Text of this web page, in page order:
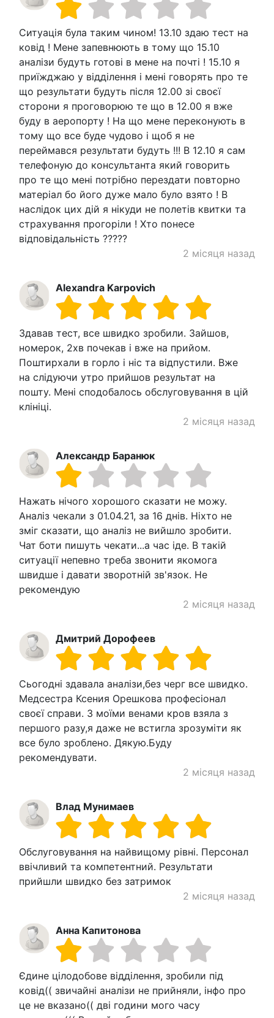
Ситуація була таким чином! 13.10 здаю тест на
ковід ! Мене запевнюють в тому що 15.10
аналізи будуть готові в мене на почті ! 15.10 я
приїжджаю у відділення і мені говорять про те
що результати будуть після 12.00 зі своєї
сторони я проговорюю те що в 12.00 я вже
буду в аеропорту ! На що мене переконують в
тому що все буде чудово і щоб я не
переймався результати будуть !!! В 12.10 я сам
телефоную до консультанта який говорить
про те що мені потрібно перездати повторно
матеріал бо його дуже мало було взято ! В
наслідок цих дій я нікуди не полетів квитки та
страхування прогоріли ! Хто понесе
відповідальність ?????
2 місяця назад
Alexandra Karpovich
Здавав тест, все швидко зробили. Зайшов,
номерок, 2хв почекав і вже на прийом.
Поштирхали в горло і ніс та відпустили. Вже
на слідуючи утро прийшов результат на
пошту. Мені сподобалось обслуговування в цій
клініці.
2 місяця назад
Александр Баранюк
Нажать нічого хорошого сказати не можу.
Аналіз чекали з 01.04.21, за 16 днів. Ніхто не
зміг сказати, що аналіз не вийшло зробити.
Чат боти пишуть чекати...а час іде. В такій
ситуації непевно треба звонити якомога
швидше і давати зворотній зв'язок. Не
рекомендую
2 місяця назад
Дмитрий Дорофеев
Сьогодні здавала аналізи,без черг все швидко.
Медсестра Ксения Орешкова професіонал
своєї справи. З моїми венами кров взяла з
першого разу,я даже не встигла зрозуміти як
все було зроблено. Дякую.Буду
рекомендувати.
2 місяця назад
Влад Мунимаев
Обслуговування на найвищому рівні. Персонал
ввічливий та компетентний. Результати
прийшли швидко без затримок
2 місяця назад
Анна Капитонова
Єдине цілодобове відділення, зробили під
ковід(( звичайні аналізи не прийняли, інфо про
це не вказано(( дві години мого часу